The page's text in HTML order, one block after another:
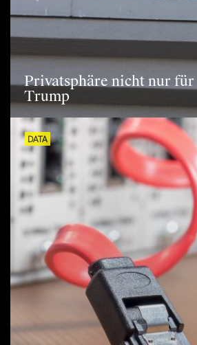
Privatsphäre nicht nur
Trump
DATA